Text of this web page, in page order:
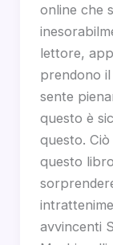
online che
lettore,
prendono
sente
questo è
questo.
questo
avvincenti